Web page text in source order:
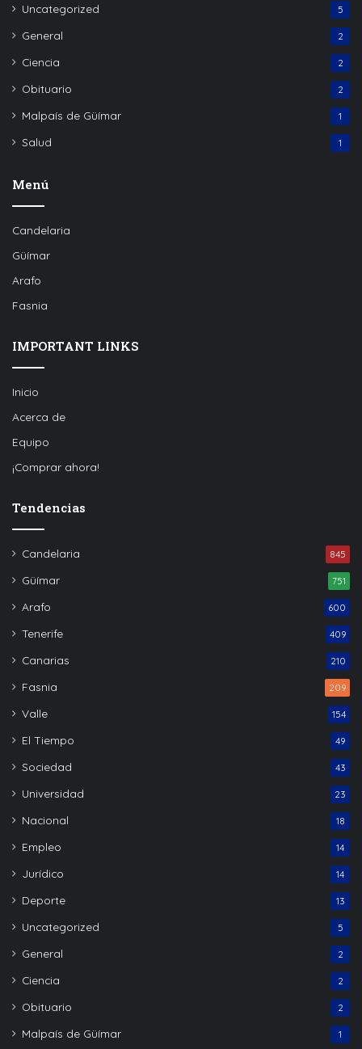
Uncategorized 5
General 2
Ciencia 2
Obituario 2
Malpaís de Güímar 1
Salud 1
Menú
Candelaria
Güímar
Arafo
Fasnia
IMPORTANT LINKS
Inicio
Acerca de
Equipo
¡Comprar ahora!
Tendencias
Candelaria 845
Güímar 751
Arafo 600
Tenerife 409
Canarias 210
Fasnia 209
Valle 154
El Tiempo 49
Sociedad 43
Universidad 23
Nacional 18
Empleo 14
Jurídico 14
Deporte 13
Uncategorized 5
General 2
Ciencia 2
Obituario 2
Malpaís de Güímar 1